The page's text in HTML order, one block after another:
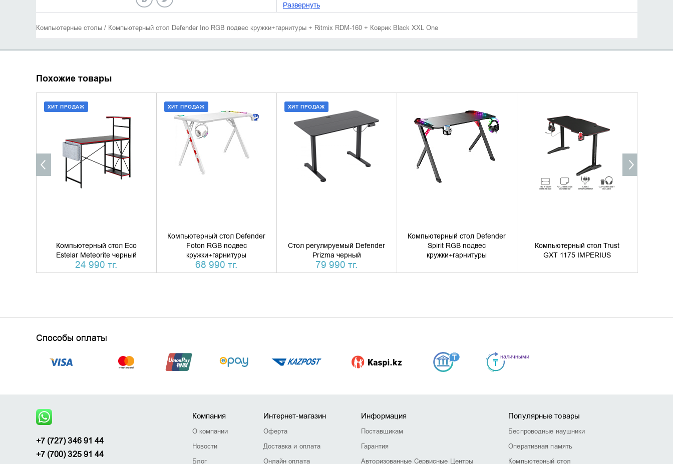
Развернуть
Компьютерные столы / Компьютерный стол Defender Ino RGB подвес кружки+гарнитуры + Ritmix RDM-160 + Коврик Black XXL One
Похожие товары
Компьютерный стол Eco
Estelar Meteorite черный
24 990 тг.
ХИТ ПРОДАЖ
ДОБАВИТЬ В КОРЗИНУ
КУПИТЬ В 1 КЛИК
Компьютерный стол Defender
Foton RGB подвес
кружки+гарнитуры
68 990 тг.
ХИТ ПРОДАЖ
ДОБАВИТЬ В КОРЗИНУ
КУПИТЬ В 1 КЛИК
Стол регулируемый Defender
Prizma черный
79 990 тг.
ХИТ ПРОДАЖ
ДОБАВИТЬ В КОРЗИНУ
КУПИТЬ В 1 КЛИК
Компьютерный стол Defender
Spirit RGB подвес
кружки+гарнитуры
УТОЧНИТЬ НАЛИЧИЕ
Компьютерный стол Trust
GXT 1175 IMPERIUS
УТОЧНИТЬ НАЛИЧИЕ
Способы оплаты
+7 (727) 346 91 44
+7 (700) 325 91 44
Компания
О компании
Новости
Блог
Интернет-магазин
Оферта
Доставка и оплата
Онлайн оплата
Информация
Поставщикам
Гарантия
Авторизованные Сервисные Центры
Популярные товары
Беспроводные наушники
Оперативная память
Компьютерный стол